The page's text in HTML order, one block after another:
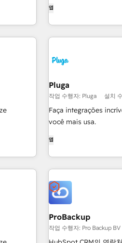
앱
Pluga
작업 수행자: Pluga 설치
Faça integrações
você mais usa.
앱
ProBackup
작업 수행자: Pro Backup BV